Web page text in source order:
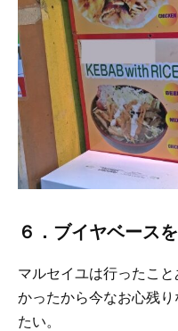
６．ブイヤベース
マルセイユは行ったこ
かったから今なお心残
たい。